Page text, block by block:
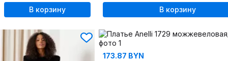
В корзину В корзину
173.87 BYN